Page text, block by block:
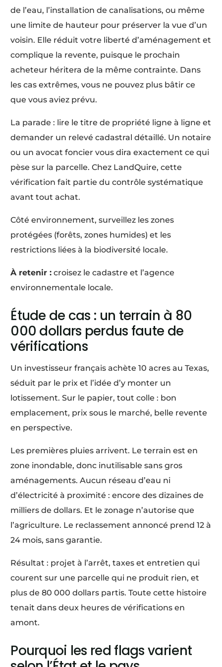
de l’eau, l’installation de canalisations, ou même
une limite de hauteur pour préserver la vue d’un
voisin. Elle réduit votre liberté d’aménagement et
complique la revente, puisque le prochain
acheteur héritera de la même contrainte. Dans
les cas extrêmes, vous ne pouvez plus bâtir ce
que vous aviez prévu.
La parade : lire le titre de propriété ligne à ligne et
demander un relevé cadastral détaillé. Un notaire
ou un avocat foncier vous dira exactement ce qui
pèse sur la parcelle. Chez LandQuire, cette
vérification fait partie du contrôle systématique
avant tout achat.
Côté environnement, surveillez les zones
protégées (forêts, zones humides) et les
restrictions liées à la biodiversité locale.
À retenir : croisez le cadastre et l’agence
environnementale locale.
Étude de cas : un terrain à 80
000 dollars perdus faute de
vérifications
Un investisseur français achète 10 acres au Texas,
séduit par le prix et l’idée d’y monter un
lotissement. Sur le papier, tout colle : bon
emplacement, prix sous le marché, belle revente
en perspective.
Les premières pluies arrivent. Le terrain est en
zone inondable, donc inutilisable sans gros
aménagements. Aucun réseau d’eau ni
d’électricité à proximité : encore des dizaines de
milliers de dollars. Et le zonage n’autorise que
l’agriculture. Le reclassement annoncé prend 12 à
24 mois, sans garantie.
Résultat : projet à l’arrêt, taxes et entretien qui
courent sur une parcelle qui ne produit rien, et
plus de 80 000 dollars partis. Toute cette histoire
tenait dans deux heures de vérifications en
amont.
Pourquoi les red flags varient